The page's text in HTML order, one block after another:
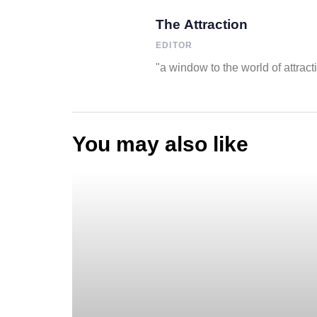
The Attraction
EDITOR
"a window to the world of
You may also like